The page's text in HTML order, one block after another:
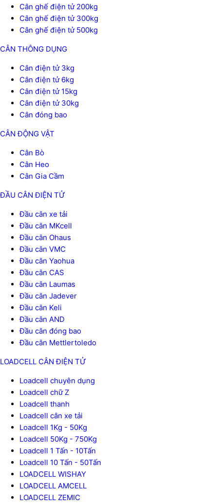
Cân ghế điện tử 200kg
Cân ghế điện tử 300kg
Cân ghế điện tử 500kg
CÂN THÔNG DỤNG
Cân điện tử 3kg
Cân điện tử 6kg
Cân điện tử 15kg
Cân điện tử 30kg
Cân đóng bao
CÂN ĐỘNG VẬT
Cân Bò
Cân Heo
Cân Gia Cầm
ĐẦU CÂN ĐIỆN TỬ
Đầu cân xe tải
Đầu cân MKcell
Đầu cân Ohaus
Đầu cân VMC
Đầu cân Yaohua
Đầu cân CAS
Đầu cân Laumas
Đầu cân Jadever
Đầu cân Keli
Đầu cân AND
Đầu cân đóng bao
Đầu cân Mettlertoledo
LOADCELL CÂN ĐIỆN TỬ
Loadcell chuyên dụng
Loadcell chữ Z
Loadcell thanh
Loadcell cân xe tải
Loadcell 1Kg - 50Kg
Loadcell 50Kg - 750Kg
Loadcell 1 Tấn - 10Tấn
Loadcell 10 Tấn - 50Tấn
LOADCELL WISHAY
LOADCELL AMCELL
LOADCELL ZEMIC